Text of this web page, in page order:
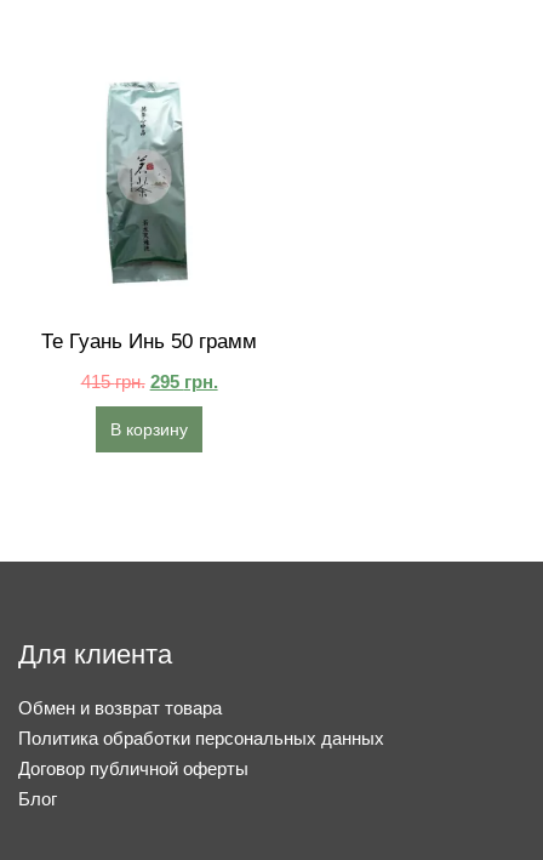
Те Гуань Инь 50 грамм
415грн. 295 грн.
В корзину
Для клиента
Обмен и возврат товара
Политика обработки персональных данных
Договор публичной оферты
Блог